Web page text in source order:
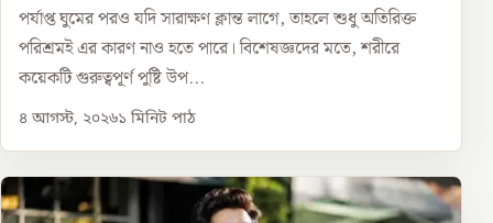
পর্যাপ্ত ঘুমের পরও যদি সারাক্ষণ ক্লান্ত লাগে, তাহলে শুধু অতিরিক্ত
পরিশ্রমই এর কারণ নাও হতে পারে। বিশেষজ্ঞদের মতে, শরীরে
কয়েকটি গুরুত্বপূর্ণ পুষ্টি উপ...
৪ আগস্ট, ২০২৬১ মিনিট পাঠ